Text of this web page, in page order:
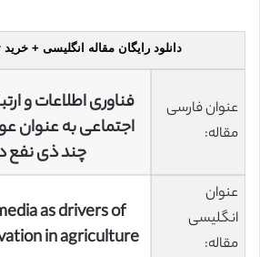
دانلود رایگان مقاله انگلیسی +
عنوان فارسی
مقاله:
فناوری اطلاعات و
اجتماعی به عنوان
چند ذی نفع
عنوان
انگلیسی
مقاله:
as drivers of
in agriculture